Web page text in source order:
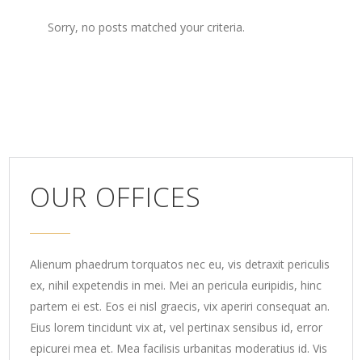
Sorry, no posts matched your criteria.
OUR OFFICES
Alienum phaedrum torquatos nec eu, vis detraxit periculis
ex, nihil expetendis in mei. Mei an pericula euripidis, hinc
partem ei est. Eos ei nisl graecis, vix aperiri consequat an.
Eius lorem tincidunt vix at, vel pertinax sensibus id, error
epicurei mea et. Mea facilisis urbanitas moderatius id. Vis